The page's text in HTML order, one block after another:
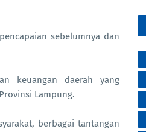
sebelumnya dan
keuangan daerah yang
Lampung.
berbagai tantangan